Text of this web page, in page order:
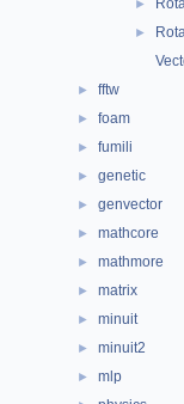
►
►
► fftw
► foam
► fumili
► genetic
► genvector
► mathcore
► mathmore
► matrix
► minuit
► minuit2
► mlp